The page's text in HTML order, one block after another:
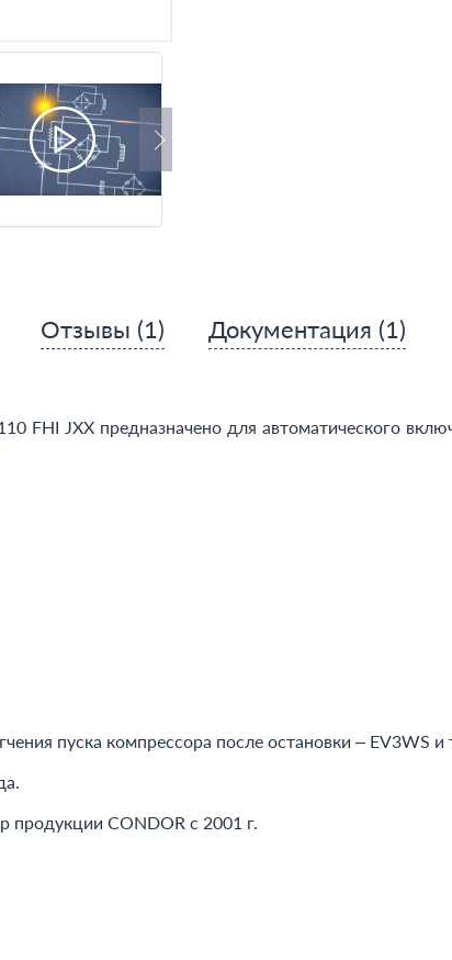
Отзывы (1) Документация (1)
FHI JXX предназначено для автоматического
пуска компрессора после остановки – EV3WS
продукции CONDOR c 2001 г.